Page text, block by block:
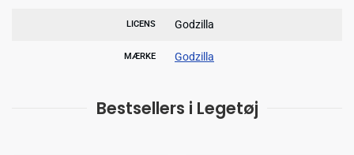
LICENS Godzilla
MÆRKE Godzilla
Bestsellers i Legetøj